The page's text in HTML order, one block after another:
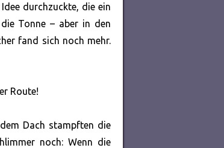
durchzuckte, die ein
Tonne – aber in den
fand sich noch mehr.
Route!
Dach stampften die
noch: Wenn die